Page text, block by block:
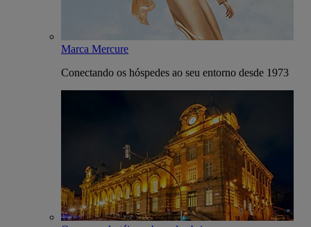
Marca Mercure
Conectando os hóspedes ao seu entorno desde 1973